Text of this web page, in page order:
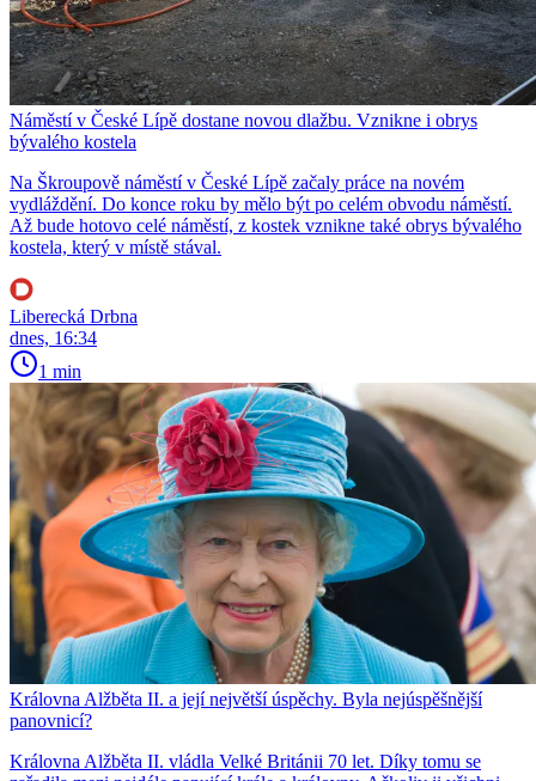
Náměstí v České Lípě dostane novou dlažbu. Vznikne i obrys
bývalého kostela
Na Škroupově náměstí v České Lípě začaly práce na novém
vydláždění. Do konce roku by mělo být po celém obvodu náměstí.
Až bude hotovo celé náměstí, z kostek vznikne také obrys bývalého
kostela, který v místě stával.
Liberecká Drbna
dnes, 16:34
1 min
Královna Alžběta II. a její největší úspěchy. Byla nejúspěšnější
panovnicí?
Královna Alžběta II. vládla Velké Británii 70 let. Díky tomu se